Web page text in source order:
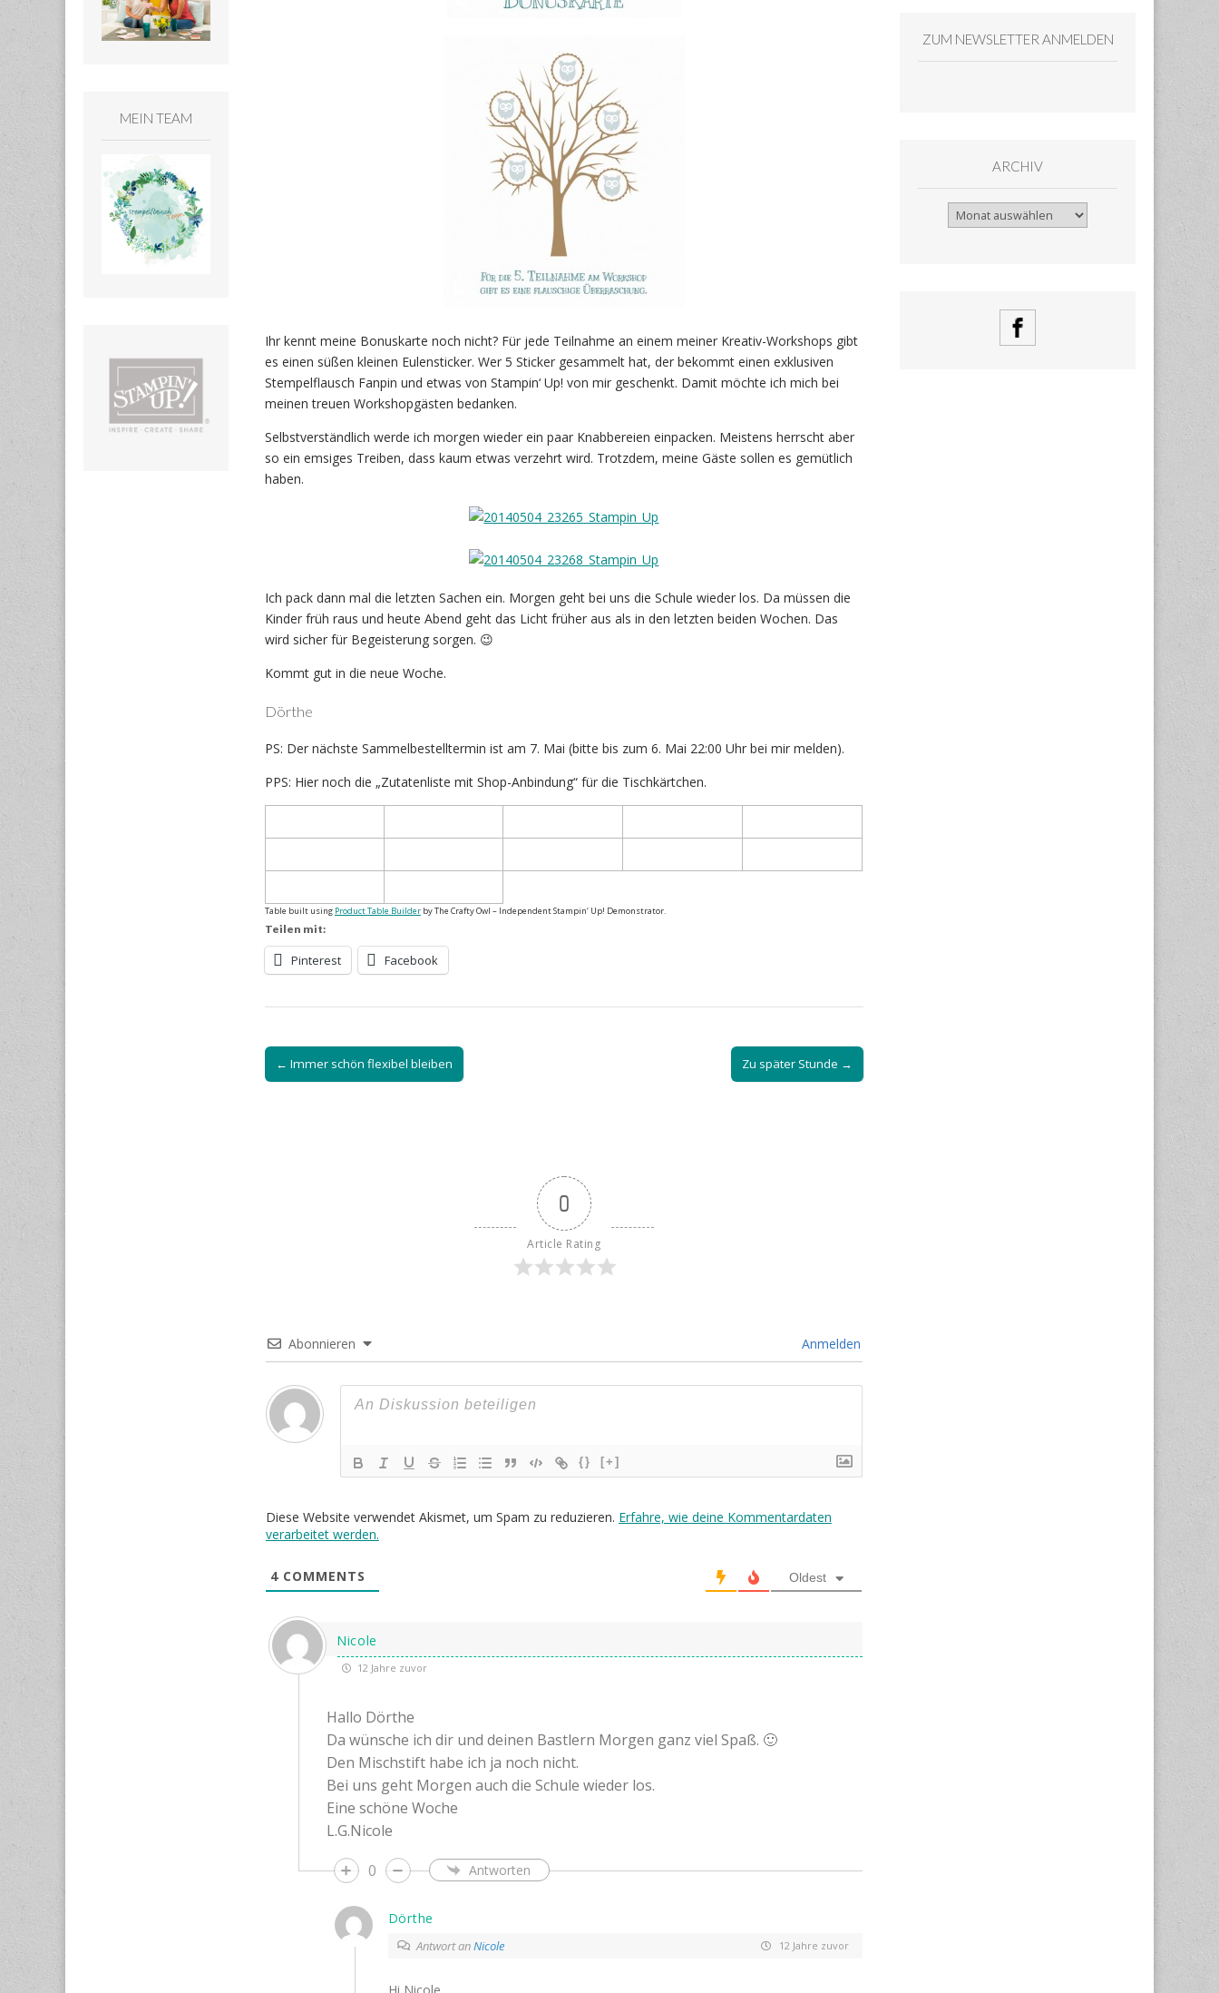
Ihr kennt meine Bonuskarte noch nicht? Für jede Teilnahme an einem meiner Kreativ-Workshops gibt
es einen süßen kleinen Eulensticker. Wer 5 Sticker gesammelt hat, der bekommt einen exklusiven
Stempelflausch Fanpin und etwas von Stampin‘ Up! von mir geschenkt. Damit möchte ich mich bei
meinen treuen Workshopgästen bedanken.
Selbstverständlich werde ich morgen wieder ein paar Knabbereien einpacken. Meistens herrscht aber
so ein emsiges Treiben, dass kaum etwas verzehrt wird. Trotzdem, meine Gäste sollen es gemütlich
haben.
Ich pack dann mal die letzten Sachen ein. Morgen geht bei uns die Schule wieder los. Da müssen die
Kinder früh raus und heute Abend geht das Licht früher aus als in den letzten beiden Wochen. Das
wird sicher für Begeisterung sorgen. 😉
Kommt gut in die neue Woche.
Dörthe
PS: Der nächste Sammelbestelltermin ist am 7. Mai (bitte bis zum 6. Mai 22:00 Uhr bei mir melden).
PPS: Hier noch die „Zutatenliste mit Shop-Anbindung“ für die Tischkärtchen.
Table built using Product Table Builderby The Crafty Owl – Independent Stampin‘ Up! Demonstrator.
Teilen mit:
Pinterest Facebook
Post
navigation
← Immer schön flexibel bleiben Zu später Stunde →
0
Article Rating
Abonnieren Anmelden
{} [+]
Diese Website verwendet Akismet, um Spam zu reduzieren. Erfahre, wie deine Kommentardaten
verarbeitet werden.
4COMMENTS Oldest
Nicole
12 Jahre zuvor
Hallo Dörthe
Da wünsche ich dir und deinen Bastlern Morgen ganz viel Spaß. 🙂
Den Mischstift habe ich ja noch nicht.
Bei uns geht Morgen auch die Schule wieder los.
Eine schöne Woche
L.G.Nicole
0
Antworten
Dörthe
Antwort anNicole 12 Jahre zuvor
Hi Nicole,
MEIN TEAM
ZUM NEWSLETTER ANMELDEN
ARCHIV
Archiv